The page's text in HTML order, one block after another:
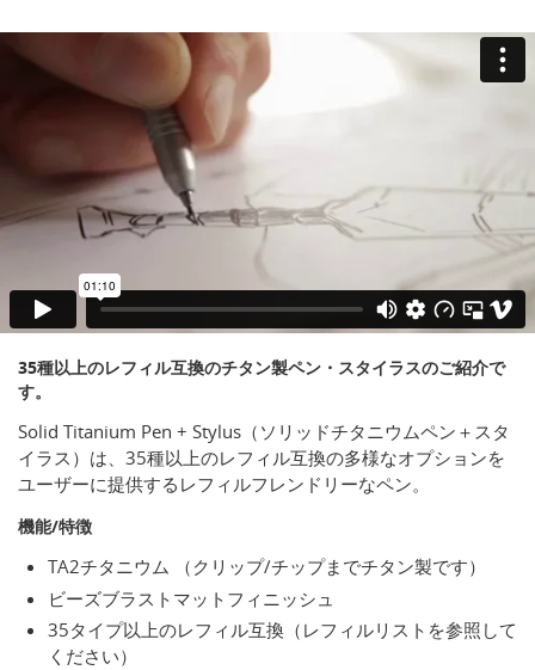
35種以上のレフィル互換のチタン製ペン・スタイラスのご紹介で
す。
Solid Titanium Pen + Stylus（ソリッドチタニウムペン＋スタ
イラス）は、35種以上のレフィル互換の多様なオプションを
ユーザーに提供するレフィルフレンドリーなペン。
機能/特徴
TA2チタニウム （クリップ/チップまでチタン製です）
ビーズブラストマットフィニッシュ
35タイプ以上のレフィル互換（レフィルリストを参照して
ください）